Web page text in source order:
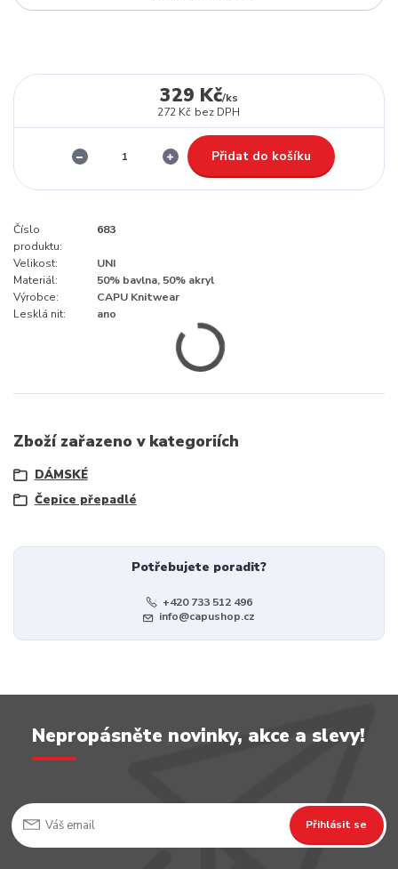
329 Kč/ks
272 Kč bez DPH
Přidat do košíku
Číslo
produktu:
683
Velikost:
UNI
Materiál:
50% bavlna, 50% akryl
Výrobce:
CAPU Knitwear
Lesklá nit:
ano
Zboží zařazeno v kategoriích
DÁMSKÉ
Čepice přepadlé
Potřebujete poradit?
+420 733 512 496
info@capushop.cz
Nepropásněte novinky, akce a slevy!
Přihlásit se